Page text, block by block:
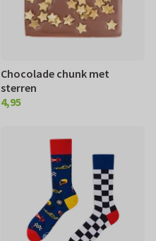
Chocolade chunk met
sterren
€ 4,95
4,95